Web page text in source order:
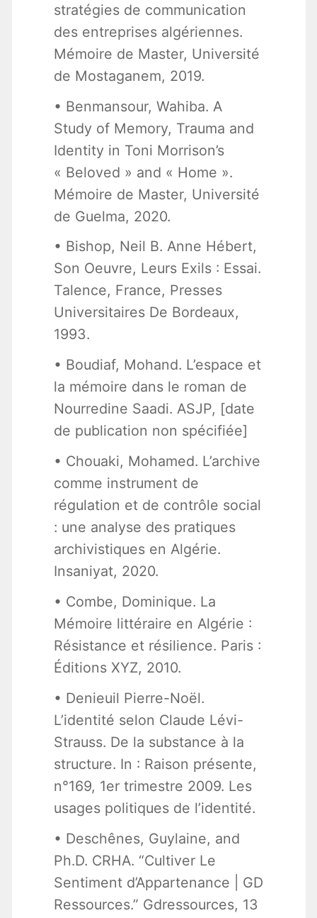
stratégies de communication
des entreprises algériennes.
Mémoire de Master, Université
de Mostaganem, 2019.
• Benmansour, Wahiba. A
Study of Memory, Trauma and
Identity in Toni Morrison’s
« Beloved » and « Home ».
Mémoire de Master, Université
de Guelma, 2020.
• Bishop, Neil B. Anne Hébert,
Son Oeuvre, Leurs Exils : Essai.
Talence, France, Presses
Universitaires De Bordeaux,
1993.
• Boudiaf, Mohand. L’espace et
la mémoire dans le roman de
Nourredine Saadi. ASJP, [date
de publication non spécifiée]
• Chouaki, Mohamed. L’archive
comme instrument de
régulation et de contrôle social
: une analyse des pratiques
archivistiques en Algérie.
Insaniyat, 2020.
• Combe, Dominique. La
Mémoire littéraire en Algérie :
Résistance et résilience. Paris :
Éditions XYZ, 2010.
• Denieuil Pierre-Noël.
L’identité selon Claude Lévi-
Strauss. De la substance à la
structure. In : Raison présente,
n°169, 1er trimestre 2009. Les
usages politiques de l’identité.
• Deschênes, Guylaine, and
Ph.D. CRHA. “Cultiver Le
Sentiment d’Appartenance | GD
Ressources.” Gdressources, 13